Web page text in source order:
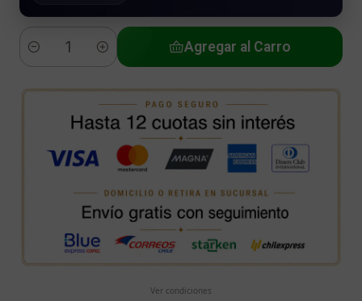
Cantidad
Agregar al Carro
Ver condiciones